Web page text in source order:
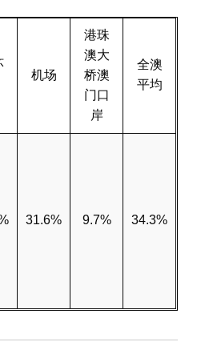
机场
港珠
澳大
桥澳
门口
岸
全澳
平均
31.6% 9.7% 34.3%